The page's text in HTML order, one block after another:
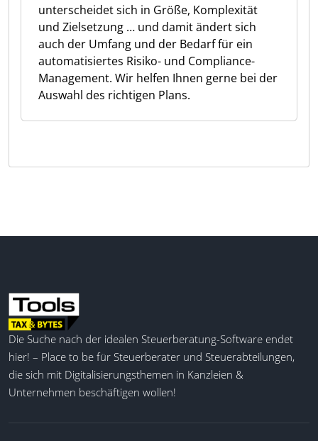
unterscheidet sich in Größe, Komplexität
und Zielsetzung … und damit ändert sich
auch der Umfang und der Bedarf für ein
automatisiertes Risiko- und Compliance-
Management. Wir helfen Ihnen gerne bei der
Auswahl des richtigen Plans.
Die Suche nach der idealen Steuerberatung-Software endet
hier! – Place to be für Steuerberater und Steuerabteilungen,
die sich mit Digitalisierungsthemen in Kanzleien &
Unternehmen beschäftigen wollen!